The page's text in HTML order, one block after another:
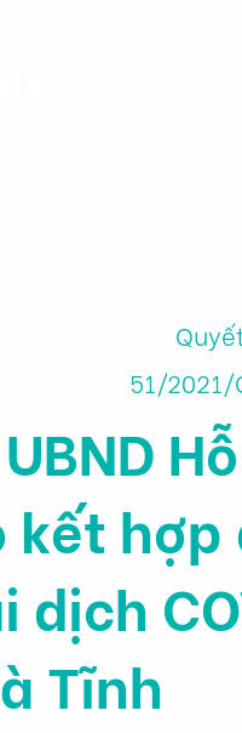
51/2021/
hợp
dịch
Tĩnh